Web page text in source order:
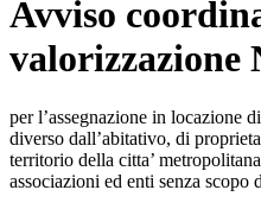
Avviso
valorizzazione
per l’assegnazione in locazione
diverso dall’abitativo, di
territorio della citta’
associazioni ed enti senza scopo